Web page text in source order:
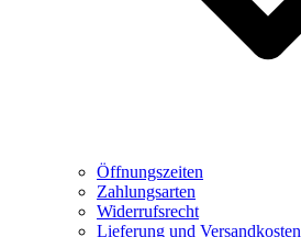
Öffnungszeiten
Zahlungsarten
Widerrufsrecht
Lieferung und Versandkosten